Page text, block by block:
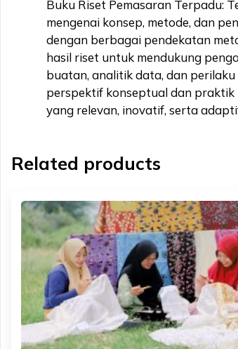
Buku Riset Pemasaran Terpadu:
mengenai konsep, metode, dan
dengan berbagai pendekatan
hasil riset untuk mendukung
buatan, analitik data, dan
perspektif konseptual dan praktik
yang relevan, inovatif, serta
Related products